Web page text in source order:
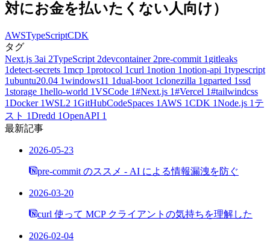
対にお金を払いたくない人向け）
AWSTypeScriptCDK
タグ
Next.js 3ai 2TypeScript 2devcontainer 2pre-commit 1 gitleaks
1detect-secrets 1mcp 1protocol 1curl 1notion 1notion-api 1typescript
1ubuntu20.04 1windows11 1dual-boot 1clonezilla 1 gparted 1ssd
1storage 1hello-world 1VSCode 1#Next.js 1#Vercel 1#tailwindcss
1Docker 1WSL2 1GitHubCodeSpaces 1 AWS 1CDK 1Node.js 1 テ
スト 1Dredd 1OpenAPI 1
最新記事
2026-05-23
pre-commit のススメ - AI による情報漏洩を防ぐ
2026-03-20
curl 使って MCP クライアントの気持ちを理解した
2026-02-04